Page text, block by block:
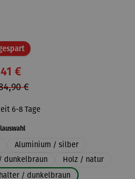
Rabatt
€
€
6-8 Tage
auswählen
Aluminium / silber
dunkelbraun
Holz / natur
/ dunkelbraun